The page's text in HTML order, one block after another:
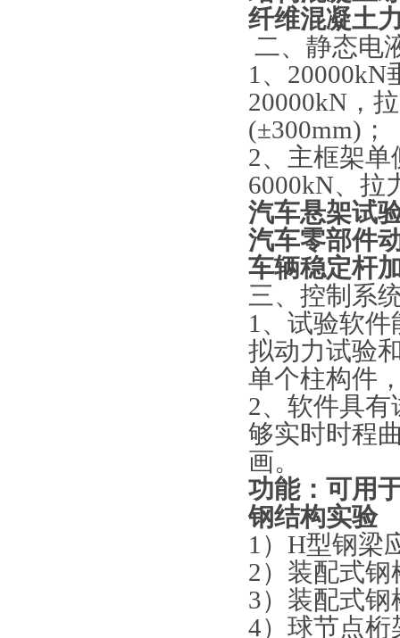
纤维混凝土
二、静态电
1、
20000kN，
(±300mm)；
2、主框架
6000kN、拉
汽车悬架试
汽车零部件
车辆稳定杆
三、控制系
1、试验软
拟动力试验
单个柱构件
2、软件具
够实时时程
画。
功能：可用
钢结构实验
1）H型钢梁
2）装配式
3）装配式
4）球节点